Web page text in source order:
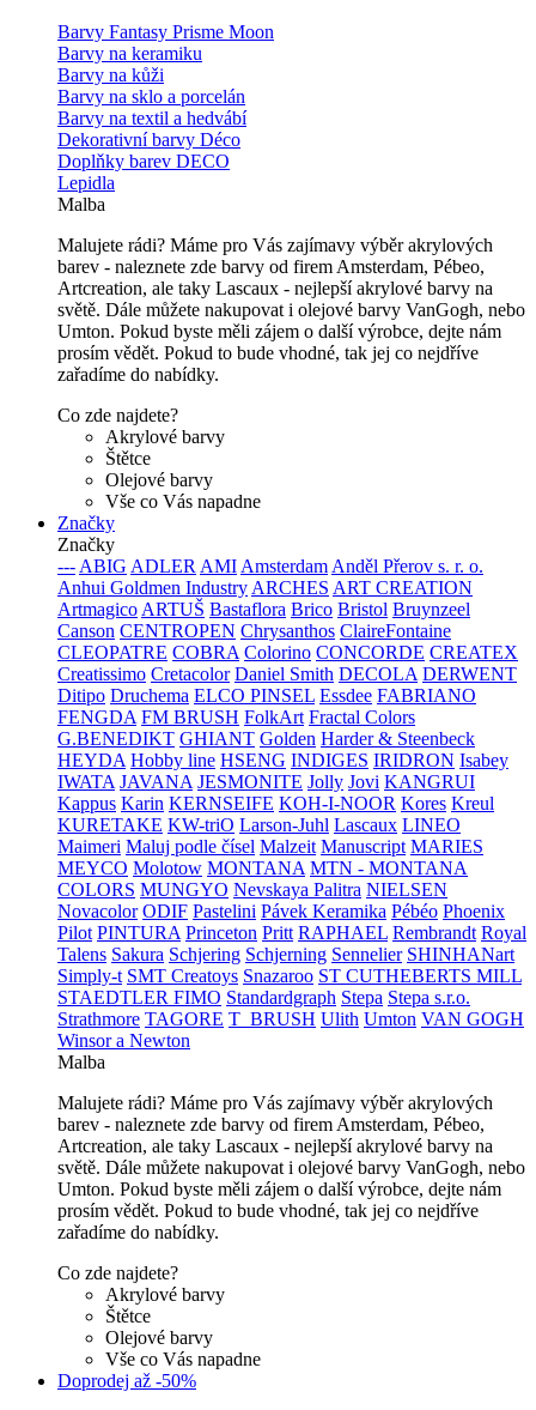
Barvy Fantasy Prisme Moon
Barvy na keramiku
Barvy na kůži
Barvy na sklo a porcelán
Barvy na textil a hedvábí
Dekorativní barvy Déco
Doplňky barev DECO
Lepidla
Malba
Malujete rádi? Máme pro Vás zajímavy výběr akrylových
barev - naleznete zde barvy od firem Amsterdam, Pébeo,
Artcreation, ale taky Lascaux - nejlepší akrylové barvy na
světě. Dále můžete nakupovat i olejové barvy VanGogh, nebo
Umton. Pokud byste měli zájem o další výrobce, dejte nám
prosím vědět. Pokud to bude vhodné, tak jej co nejdříve
zařadíme do nabídky.
Co zde najdete?
Akrylové barvy
Štětce
Olejové barvy
Vše co Vás napadne
Značky
Značky
--- ABIG ADLER AMI Amsterdam Anděl Přerov s. r. o.
Anhui Goldmen Industry ARCHES ART CREATION
Artmagico ARTUŠ Bastaflora Brico Bristol Bruynzeel
Canson CENTROPEN Chrysanthos ClaireFontaine
CLEOPATRE COBRA Colorino CONCORDE CREATEX
Creatissimo Cretacolor Daniel Smith DECOLA DERWENT
Ditipo Druchema ELCO PINSEL Essdee FABRIANO
FENGDA FM BRUSH FolkArt Fractal Colors
G.BENEDIKT GHIANT Golden Harder & Steenbeck
HEYDA Hobby line HSENG INDIGES IRIDRON Isabey
IWATA JAVANA JESMONITE Jolly Jovi KANGRUI
Kappus Karin KERNSEIFE KOH-I-NOOR Kores Kreul
KURETAKE KW-triO Larson-Juhl Lascaux LINEO
Maimeri Maluj podle čísel Malzeit Manuscript MARIES
MEYCO Molotow MONTANA MTN - MONTANA
COLORS MUNGYO Nevskaya Palitra NIELSEN
Novacolor ODIF Pastelini Pávek Keramika Pébéo Phoenix
Pilot PINTURA Princeton Pritt RAPHAEL Rembrandt Royal
Talens Sakura Schjering Schjerning Sennelier SHINHANart
Simply-t SMT Creatoys Snazaroo ST CUTHEBERTS MILL
STAEDTLER FIMO Standardgraph Stepa Stepa s.r.o.
Strathmore TAGORE T_BRUSH Ulith Umton VAN GOGH
Winsor a Newton
Malba
Malujete rádi? Máme pro Vás zajímavy výběr akrylových
barev - naleznete zde barvy od firem Amsterdam, Pébeo,
Artcreation, ale taky Lascaux - nejlepší akrylové barvy na
světě. Dále můžete nakupovat i olejové barvy VanGogh, nebo
Umton. Pokud byste měli zájem o další výrobce, dejte nám
prosím vědět. Pokud to bude vhodné, tak jej co nejdříve
zařadíme do nabídky.
Co zde najdete?
Akrylové barvy
Štětce
Olejové barvy
Vše co Vás napadne
Doprodej až -50%